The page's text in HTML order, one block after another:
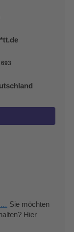
tt.de
Sie möchten
Hier